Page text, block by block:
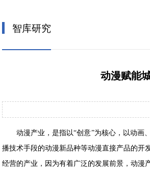
智库研究
动漫赋能
动漫产业，是指以“创意”为核心，以动画
播技术手段的动漫新品种等动漫直接产品的开
经营的产业，因为有着广泛的发展前景，动漫